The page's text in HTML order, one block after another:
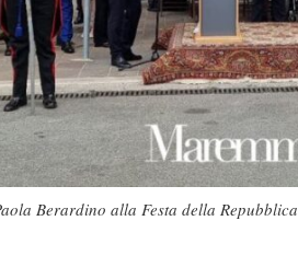
Berardino alla Festa della Repubblica